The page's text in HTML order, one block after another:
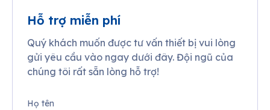
Hỗ trợ miễn phí
Quý khách muốn được tư vấn thiết bị vui lòng
gửi yêu cầu vào ngay dưới đây. Đội ngũ của
chúng tôi rất sẵn lòng hỗ trợ!
Họ tên